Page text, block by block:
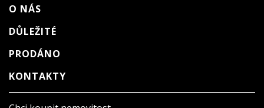
O NÁS
DŮLEŽITÉ
PRODÁNO
KONTAKTY